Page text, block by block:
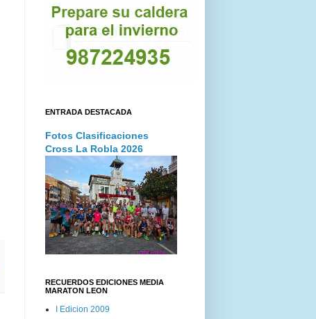
ENTRADA DESTACADA
Fotos Clasificaciones
Cross La Robla 2026
RECUERDOS EDICIONES MEDIA
MARATON LEON
I Edicion 2009